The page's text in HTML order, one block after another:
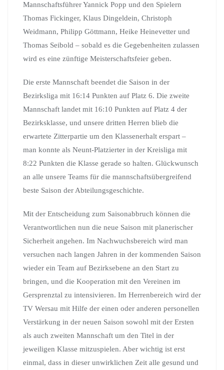
Mannschaftsführer Yannick Popp und den Spielern
Thomas Fickinger, Klaus Dingeldein, Christoph
Weidmann, Philipp Göttmann, Heike Heinevetter und
Thomas Seibold – sobald es die Gegebenheiten zulassen
wird es eine zünftige Meisterschaftsfeier geben.
Die erste Mannschaft beendet die Saison in der
Bezirksliga mit 16:14 Punkten auf Platz 6. Die zweite
Mannschaft landet mit 16:10 Punkten auf Platz 4 der
Bezirksklasse, und unsere dritten Herren blieb die
erwartete Zitterpartie um den Klassenerhalt erspart –
man konnte als Neunt-Platzierter in der Kreisliga mit
8:22 Punkten die Klasse gerade so halten. Glückwunsch
an alle unsere Teams für die mannschaftsübergreifend
beste Saison der Abteilungsgeschichte.
Mit der Entscheidung zum Saisonabbruch können die
Verantwortlichen nun die neue Saison mit planerischer
Sicherheit angehen. Im Nachwuchsbereich wird man
versuchen nach langen Jahren in der kommenden Saison
wieder ein Team auf Bezirksebene an den Start zu
bringen, und die Kooperation mit den Vereinen im
Gersprenztal zu intensivieren. Im Herrenbereich wird der
TV Wersau mit Hilfe der einen oder anderen personellen
Verstärkung in der neuen Saison sowohl mit der Ersten
als auch zweiten Mannschaft um den Titel in der
jeweiligen Klasse mitzuspielen. Aber wichtig ist erst
einmal, dass in dieser unwirklichen Zeit alle gesund und